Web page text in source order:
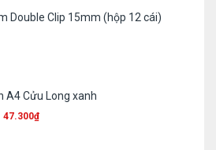
15mm (hộp 12 cái)
xanh